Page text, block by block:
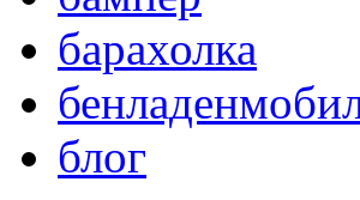
барахолка
блог